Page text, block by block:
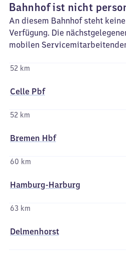
Bahnhof ist nicht
An diesem Bahnhof steht
Verfügung. Die
mobilen
52 km
Celle Pbf
52 km
Bremen Hbf
60 km
Hamburg-Harburg
63 km
Delmenhorst